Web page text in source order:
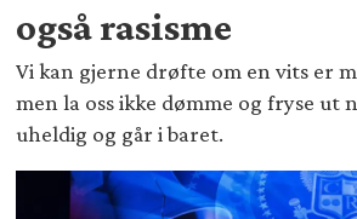
også rasisme
Vi kan gjerne drøfte om en vits er
men la oss ikke dømme og fryse ut
uheldig og går i baret.